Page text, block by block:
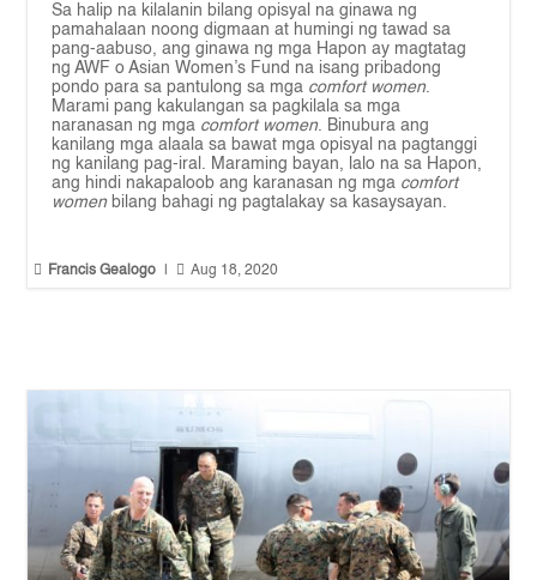
Sa halip na kilalanin bilang opisyal na ginawa ng
pamahalaan noong digmaan at humingi ng tawad sa
pang-aabuso, ang ginawa ng mga Hapon ay magtatag
ng AWF o Asian Women’s Fund na isang pribadong
pondo para sa pantulong sa mga comfort women.
Marami pang kakulangan sa pagkilala sa mga
naranasan ng mga comfort women. Binubura ang
kanilang mga alaala sa bawat mga opisyal na pagtanggi
ng kanilang pag-iral. Maraming bayan, lalo na sa Hapon,
ang hindi nakapaloob ang karanasan ng mga comfort
womenbilang bahagi ng pagtalakay sa kasaysayan.
 Francis Gealogo  Aug 18, 2020